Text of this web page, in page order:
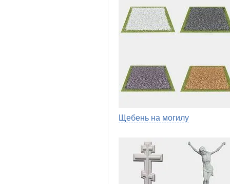
Щебень на могилу